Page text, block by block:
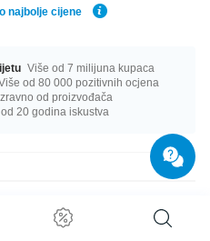
najbolje cijene
Više od 7 milijuna kupaca
od 80 000 pozitivnih ocjena
od proizvođača
20 godina iskustva
mm. In stock with diameters from